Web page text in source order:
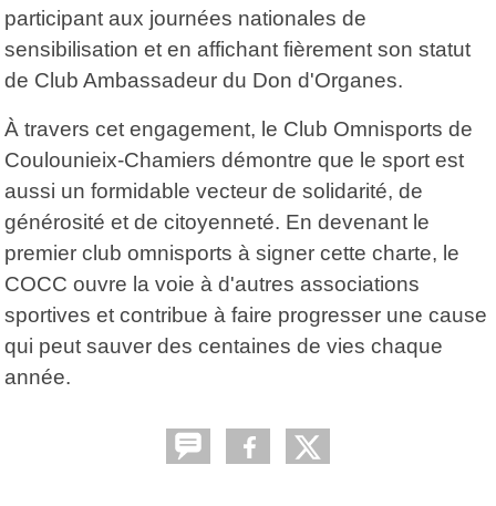
participant aux journées nationales de
sensibilisation et en affichant fièrement son statut
de Club Ambassadeur du Don d'Organes.
À travers cet engagement, le Club Omnisports de
Coulounieix-Chamiers démontre que le sport est
aussi un formidable vecteur de solidarité, de
générosité et de citoyenneté. En devenant le
premier club omnisports à signer cette charte, le
COCC ouvre la voie à d'autres associations
sportives et contribue à faire progresser une cause
qui peut sauver des centaines de vies chaque
année.